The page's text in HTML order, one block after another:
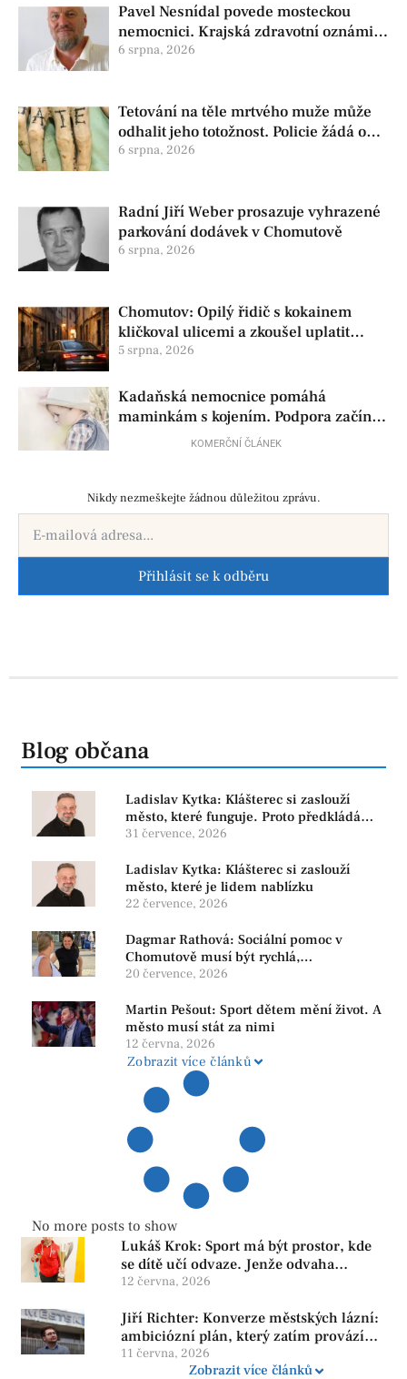
Pavel Nesnídal povede mosteckou
nemocnici. Krajská zdravotní oznámila
změnu ve vedení
6 srpna, 2026
Tetování na těle mrtvého muže může
odhalit jeho totožnost. Policie žádá o
pomoc
6 srpna, 2026
Radní Jiří Weber prosazuje vyhrazené
parkování dodávek v Chomutově
6 srpna, 2026
Chomutov: Opilý řidič s kokainem
kličkoval ulicemi a zkoušel uplatit
policisty
5 srpna, 2026
Kadaňská nemocnice pomáhá
maminkám s kojením. Podpora začíná
už před porodemKOMERČNÍ ČLÁNEK
Nikdy nezmeškejte žádnou důležitou zprávu.
Přihlásit se k odběru
Blog občana
Ladislav Kytka: Klášterec si zaslouží
město, které funguje. Proto předkládáme
program, který řeší skutečné problémy
31 července, 2026
Ladislav Kytka: Klášterec si zaslouží
město, které je lidem nablízku
22 července, 2026
Dagmar Rathová: Sociální pomoc v
Chomutově musí být rychlá,
srozumitelná a férová. Ne udržovat lidi v
20 července, 2026
Martin Pešout: Sport dětem mění život. A
město musí stát za nimi
12 června, 2026
Zobrazit více článků
No more posts to show
Lukáš Krok: Sport má být prostor, kde
se dítě učí odvaze. Jenže odvaha
neroste tam, kde se bojí udělat chybu.
12 června, 2026
Jiří Richter: Konverze městských lázní:
ambiciózní plán, který zatím provází
více otazníků než jistot
11 června, 2026
Zobrazit více článků